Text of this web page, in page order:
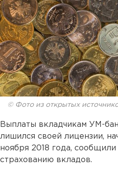
© Фото из открытых
Выплаты вкладчикам УМ-
лишился своей лицензии,
ноября 2018 года,
страхованию вкладов.